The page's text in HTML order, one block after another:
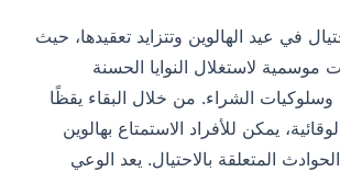
في عيد الهالوين وتتزايد تعقيدها، حيث
لاستغلال النوايا الحسنة
وسلوكيات الشراء. من خلال البقاء يقظًا
يمكن للأفراد الاستمتاع بهالوين
المتعلقة بالاحتيال. يعد الوعي